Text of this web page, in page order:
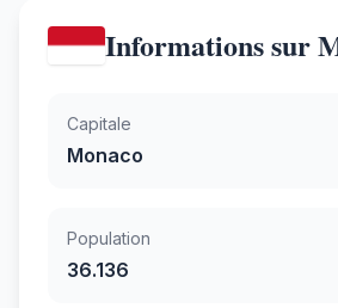
Informations sur
Capitale
Monaco
Population
36.136